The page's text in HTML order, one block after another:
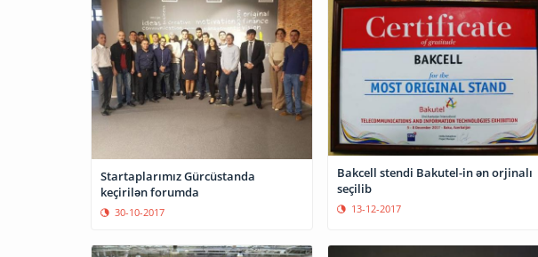
Startaplarımız Gürcüstanda
keçirilən forumda
30-10-2017
Bakcell stendi Bakutel-in ən orjinalı
seçilib
13-12-2017